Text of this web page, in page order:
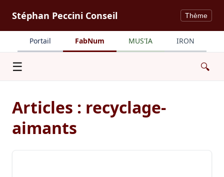
Stéphan Peccini Conseil Thème
Portail FabNum MUS'IA IRON
☰ 🔍
Articles : recyclage-
aimants